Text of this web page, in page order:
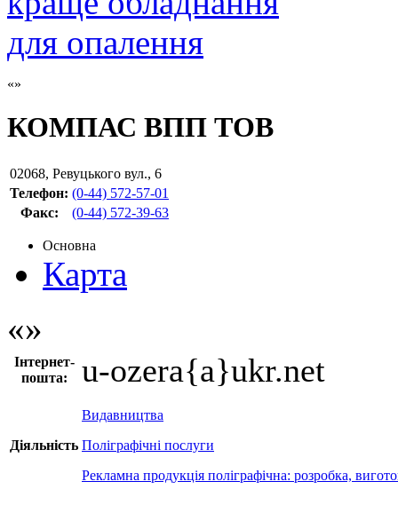
КОМПАС ВПП ТОВ
02068, Ревуцького вул., 6
Телефон: (0-44) 572-57-01
Факс: (0-44) 572-39-63
Основна
Карта
Інтернет-
пошта:
u-ozera{a}ukr.net
Діяльність
Видавництва
Поліграфічні послуги
Рекламна продукція поліграфічна: розробка,